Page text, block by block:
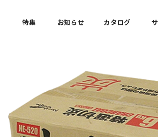
特集 お知らせ カタログ